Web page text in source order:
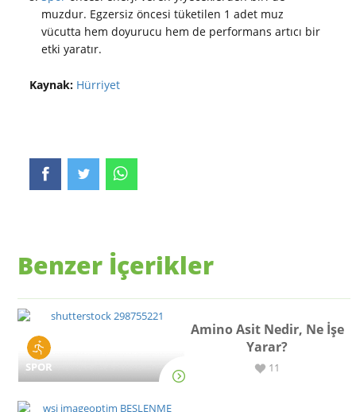
muzdur. Egzersiz öncesi tüketilen 1 adet muz
vücutta hem doyurucu hem de performans artıcı bir
etki yaratır.
Kaynak: Hürriyet
Benzer İçerikler
SPOR
Amino Asit Nedir, Ne İşe
Yarar?
11